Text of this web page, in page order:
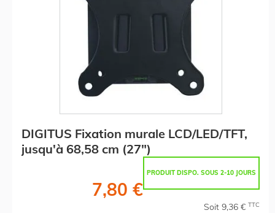
DIGITUS Fixation murale LCD/LED/TFT,
jusqu'à 68,58 cm (27")
PRODUIT DISPO. SOUS 2-10 JOURS
7,80 €
Soit 9,36 € TTC